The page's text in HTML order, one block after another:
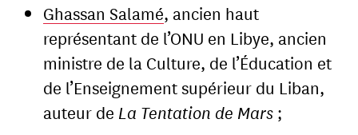
Ghassan Salamé, ancien haut
représentant de l’ONU en Libye, ancien
ministre de la Culture, de l’Éducation et
de l’Enseignement supérieur du Liban,
auteur de La Tentation de Mars;